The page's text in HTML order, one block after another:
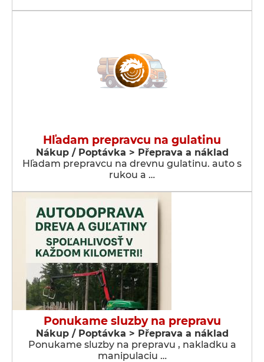
Hľadam prepravcu na gulatinu
Nákup / Poptávka > Přeprava a náklad
Hľadam prepravcu na drevnu gulatinu. auto s
rukou a …
Ponukame sluzby na prepravu
Nákup / Poptávka > Přeprava a náklad
Ponukame sluzby na prepravu , nakladku a
manipulaciu …